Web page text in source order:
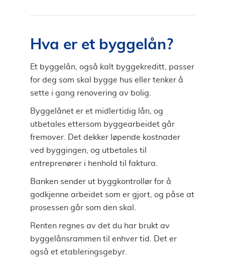
Hva er et byggelån?
Et byggelån, også kalt byggekreditt, passer
for deg som skal bygge hus eller tenker å
sette i gang renovering av bolig.
Byggelånet er et midlertidig lån, og
utbetales ettersom byggearbeidet går
fremover. Det dekker løpende kostnader
ved byggingen, og utbetales til
entreprenører i henhold til faktura.
Banken sender ut byggkontrollør for å
godkjenne arbeidet som er gjort, og påse at
prosessen går som den skal.
Renten regnes av det du har brukt av
byggelånsrammen til enhver tid. Det er
også et etableringsgebyr.